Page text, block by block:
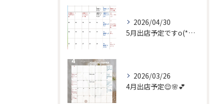
2026/04/30
5月出店予定ですo(*⌒―⌒*)o
2026/03/26
4月出店予定😌🌸💕